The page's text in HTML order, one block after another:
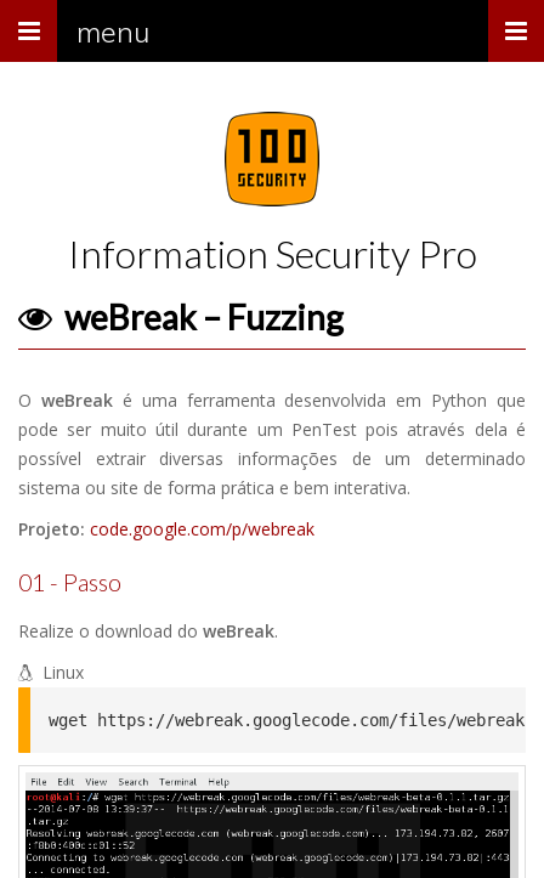
Menu menu
Information Security Pro
weBreak – Fuzzing
O weBreaké uma ferramenta desenvolvida em Python que
pode ser muito útil durante um PenTest pois através dela é
possível extrair diversas informações de um determinado
sistema ou site de forma prática e bem interativa.
Projeto: code.google.com/p/webreak
01 - Passo
Realize o download do weBreak.
Linux
wget https://webreak.googlecode.com/files/